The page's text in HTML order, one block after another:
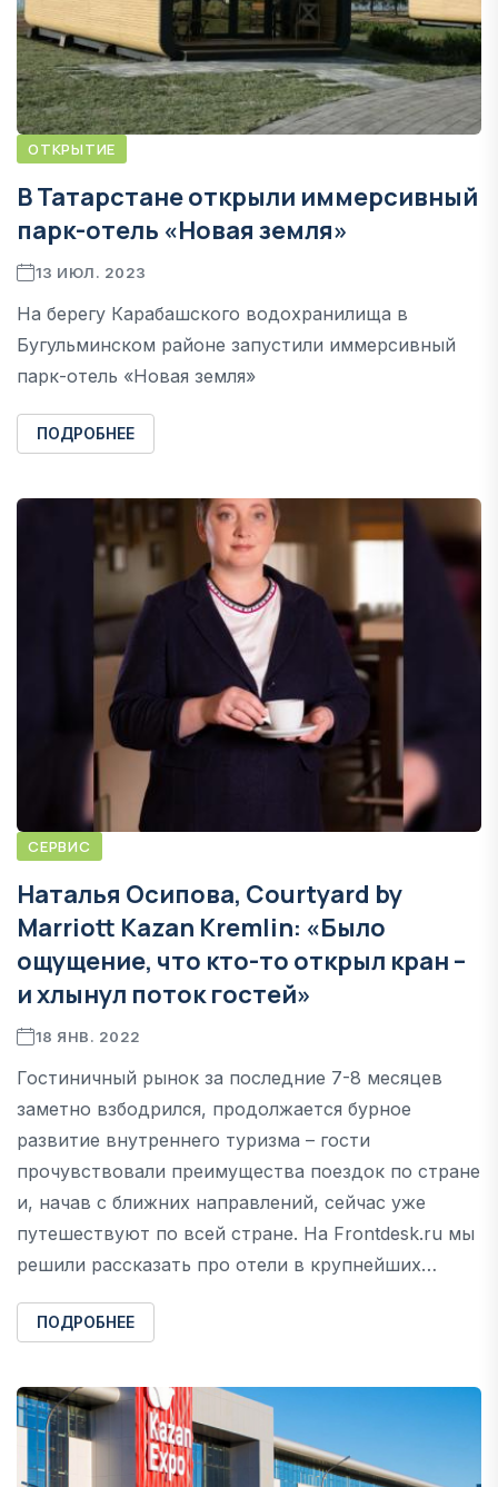
ОТКРЫТИЕ
В Татарстане открыли иммерсивный
парк-отель «Новая земля»
13 ИЮЛ. 2023
На берегу Карабашского водохранилища в
Бугульминском районе запустили иммерсивный
парк-отель «Новая земля»
ПОДРОБНЕЕ
СЕРВИС
Наталья Осипова, Courtyard by
Marriott Kazan Kremlin: «Было
ощущение, что кто-то открыл кран –
и хлынул поток гостей»
18 ЯНВ. 2022
Гостиничный рынок за последние 7-8 месяцев
заметно взбодрился, продолжается бурное
развитие внутреннего туризма – гости
прочувствовали преимущества поездок по стране
и, начав с ближних направлений, сейчас уже
путешествуют по всей стране. На Frontdesk.ru мы
решили рассказать про отели в крупнейших…
ПОДРОБНЕЕ